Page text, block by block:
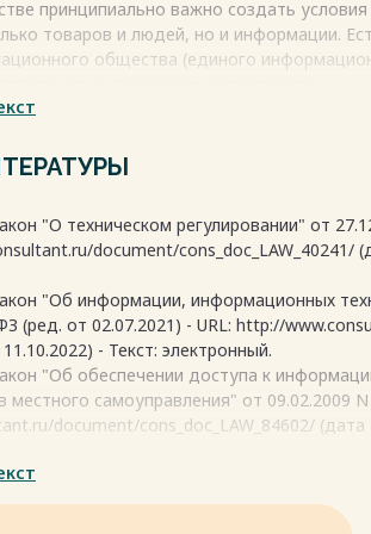
доступенпосле покупки
принципиально важно создать
товаров и людей, но и информации.
общества (единого
М.А, информационное пространство
пространство представляет собой
организаций и граждан, а
информационное пространство
1):
ресурсов, содержащих данные, сведения
информации;
структур, обеспечивающих
в частности, сбор,
доступен
"О техническом регулировании" от
document/cons_doc_LAW_40241/
"Об информации, информационных
(ред. от 02.07.2021) - URL: http://
- Текст: электронный.
"Об обеспечении доступа к
местного самоуправления" от 09.02.2009
document/cons_doc_LAW_84602/
"Об организации предоставления
(ред. от 02.07.2022). - URL:
document/cons_doc_LAW_103023/